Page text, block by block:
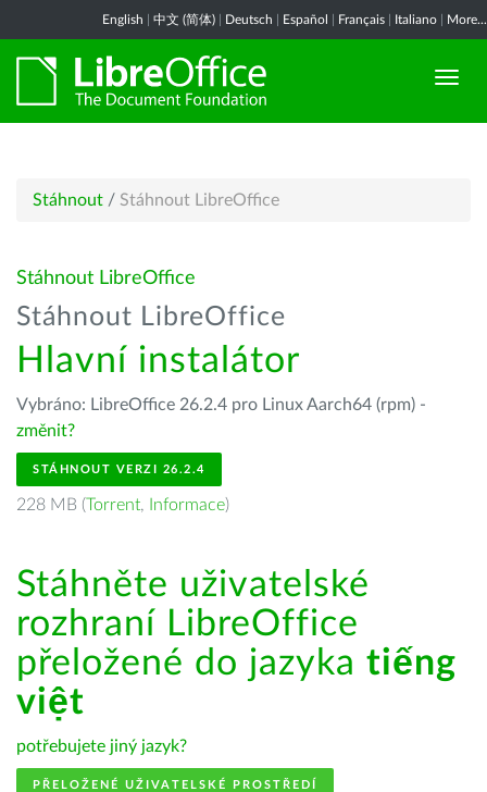
English 中文 (简体) Deutsch Español Français Italiano More...
Stáhnout / Stáhnout LibreOffice
Stáhnout LibreOffice
Stáhnout LibreOffice
Hlavní instalátor
Vybráno: LibreOffice 26.2.4 pro Linux Aarch64 (rpm) -
změnit?
STÁHNOUT VERZI 26.2.4
228 MB (Torrent, Informace)
Stáhněte uživatelské
rozhraní LibreOffice
přeložené do jazyka tiếng
việt
potřebujete jiný jazyk?
PŘELOŽENÉ UŽIVATELSKÉ PROSTŘEDÍ